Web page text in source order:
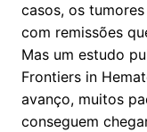
casos, os
com remissões
Mas um estudo
Frontiers in
avanço, muitos
conseguem